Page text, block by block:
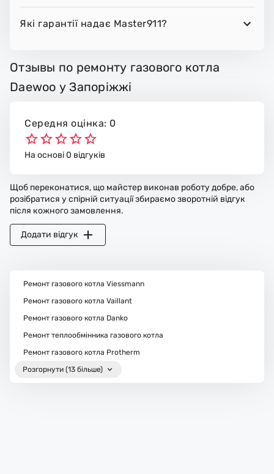
Які гарантії надає Master911?
Отзывы по ремонту газового котла
Daewoo у Запоріжжі
Середня оцінка: 0
На основі 0 відгуків
Щоб переконатися, що майстер виконав роботу добре, або
розібратися у спірній ситуації збираємо зворотній відгук
після кожного замовлення.
Додати відгук
Ремонт газового котла Viessmann
Ремонт газового котла Vaillant
Ремонт газового котла Danko
Ремонт теплообмінника газового котла
Ремонт газового котла Protherm
Розгорнути (13 більше)